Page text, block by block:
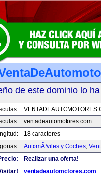
de este dominio lo
ventadeautomotores.com
18 caracteres
AutomÃ³viles y Coches,
Realizar una oferta!
ventadeautomotores.com